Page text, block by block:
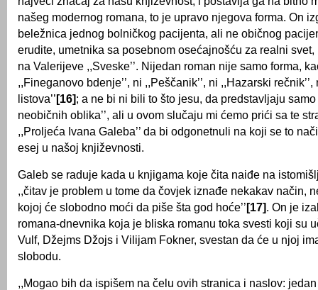
našeg modernog romana, to je upravo njegova forma. On
beležnica jednog bolničkog pacijenta, ali ne običnog
erudite, umetnika sa posebnom osećajnošću za realni
na Valerijeve ,,Sveske’’. Nijedan roman nije samo forma,
,,Fineganovo bdenje’’, ni ,,Peščanik’’, ni ,,Hazarski
listova’’[16]; a ne bi ni bili to što jesu, da predstavljaju
neobičnih oblika’’, ali u ovom slučaju mi ćemo prići sa te
,,Proljeća Ivana Galeba’’ da bi odgonetnuli na koji se to
esej u našoj književnosti.
Galeb se raduje kada u knjigama koje čita naiđe na
,,čitav je problem u tome da čovjek iznađe nekakav način,
kojoj će slobodno moći da piše šta god hoće’’[17]. On je
romana-dnevnika koja je bliska romanu toka svesti koji su
Vulf, Džejms Džojs i Vilijam Fokner, svestan da će u njoj
slobodu.
,,Mogao bih da ispišem na čelu ovih stranica i naslov: